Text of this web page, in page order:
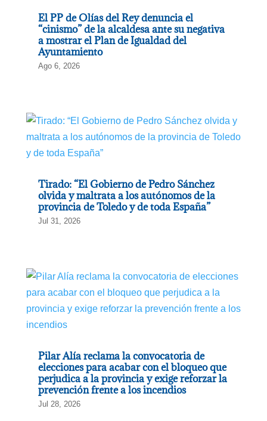
El PP de Olías del Rey denuncia el
“cinismo” de la alcaldesa ante su negativa
a mostrar el Plan de Igualdad del
Ayuntamiento
Ago 6, 2026
Tirado: “El Gobierno de Pedro Sánchez
olvida y maltrata a los autónomos de la
provincia de Toledo y de toda España”
Jul 31, 2026
Pilar Alía reclama la convocatoria de
elecciones para acabar con el bloqueo que
perjudica a la provincia y exige reforzar la
prevención frente a los incendios
Jul 28, 2026